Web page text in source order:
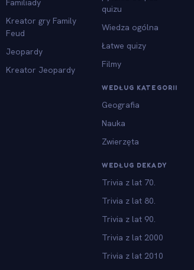
Familiady
Kreator gry Family
Feud
Jeopardy
Kreator Jeopardy
quizu
Wiedza ogólna
Łatwe quizy
Filmy
WEDŁUG KATEGORII
Geografia
Nauka
Zwierzęta
WEDŁUG DEKADY
Trivia z lat 70.
Trivia z lat 80.
Trivia z lat 90.
Trivia z lat 2000
Trivia z lat 2010